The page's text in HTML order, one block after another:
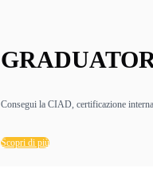
Consegui la CIAD, certificazione
Scopri di più